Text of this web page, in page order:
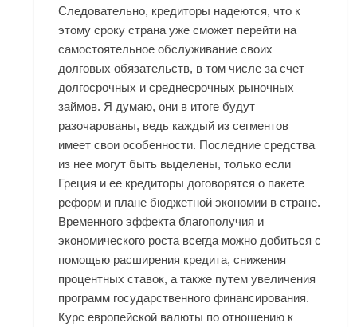
Следовательно, кредиторы надеются, что к
этому сроку страна уже сможет перейти на
самостоятельное обслуживание своих
долговых обязательств, в том числе за счет
долгосрочных и среднесрочных рыночных
займов. Я думаю, они в итоге будут
разочарованы, ведь каждый из сегментов
имеет свои особенности. Последние средства
из нее могут быть выделены, только если
Греция и ее кредиторы договорятся о пакете
реформ и плане бюджетной экономии в стране.
Временного эффекта благополучия и
экономического роста всегда можно добиться с
помощью расширения кредита, снижения
процентных ставок, а также путем увеличения
программ государственного финансирования.
Курс европейской валюты по отношению к